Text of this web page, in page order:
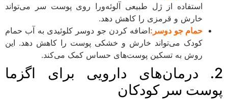
استفاده از ژل طبیعی آلوئه‌ورا روی پوست سر می‌تواند
خارش و قرمزی را کاهش دهد.
حمام جو دوسر:اضافه کردن جو دوسر کلوئیدی به آب حمام
کودک می‌تواند خارش و خشکی پوست را کاهش دهد. این
روش به تسکین پوست‌های حساس کمک می‌کند.
2. درمان‌های دارویی برای اگزما
پوست سر کودکان